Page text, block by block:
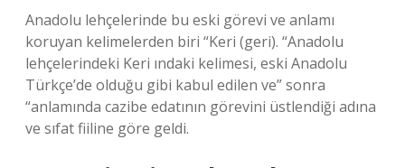
Anadolu lehçelerinde bu eski görevi ve anlamı
koruyan kelimelerden biri “Keri (geri). “Anadolu
lehçelerindeki Keri ındaki kelimesi, eski Anadolu
Türkçe’de olduğu gibi kabul edilen ve” sonra
“anlamında cazibe edatının görevini üstlendiği adına
ve sıfat fiiline göre geldi.